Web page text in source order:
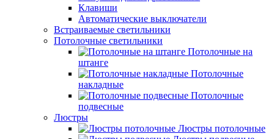
Клавиши
Автоматические выключатели
Встраиваемые светильники
Потолочные светильники
Потолочные на
штанге
Потолочные
накладные
Потолочные
подвесные
Люстры
Люстры потолочные